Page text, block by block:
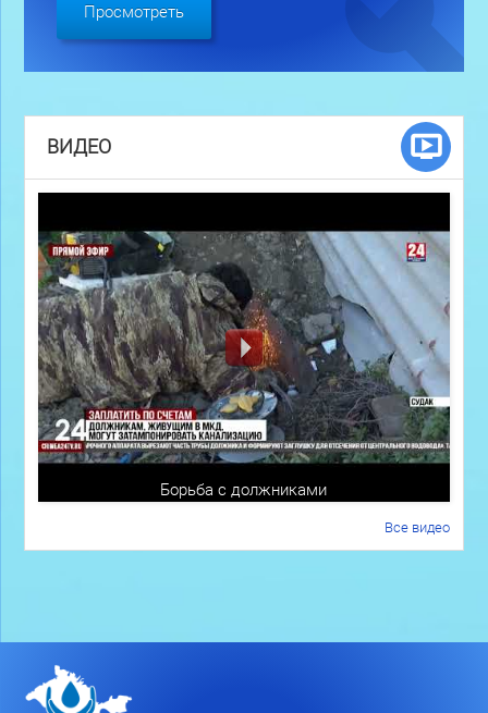
Просмотреть
ВИДЕО
Борьба с должниками
Все видео